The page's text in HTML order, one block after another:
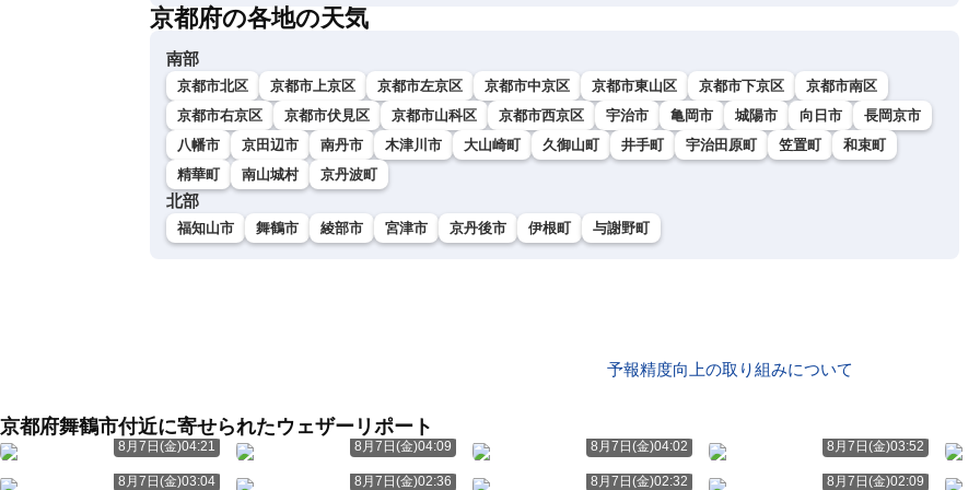
京都府の各地の天気
南部
京都市北区 京都市上京区 京都市左京区 京都市中京区 京都市東山区 京都市下京区
京都市南区
京都市右京区
京都市伏見区 京都市山科区 京都市西京区 宇治市 亀岡市 城陽市 向日市
長岡京市
八幡市
京田辺市 南丹市 木津川市 大山崎町 久御山町 井手町 宇治田原町 笠置町
和束町
精華町
南山城村 京丹波町
北部
福知山市 舞鶴市 綾部市 宮津市 京丹後市 伊根町 与謝野町
予報精度向上の取り組みについて
京都府舞鶴市付近に寄せられたウェザーリポート
8月7日(金)04:21 8月7日(金)04:09 8月7日(金)04:02 8月7日(金)03:52
8月7日(金)03:04 8月7日(金)02:36 8月7日(金)02:32 8月7日(金)02:09